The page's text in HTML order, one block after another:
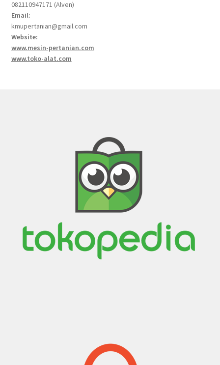
082110947171 (Alven)
Email:
kmupertanian@gmail.com
Website:
www.mesin-pertanian.com
www.toko-alat.com